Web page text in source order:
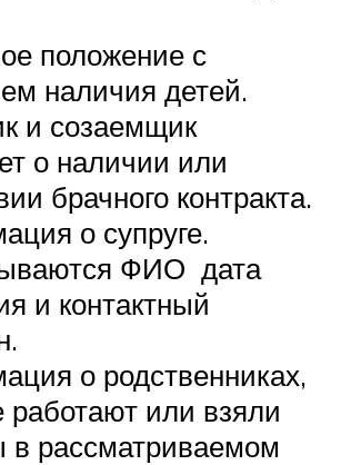
положение с
наличия детей.
и созаемщик
о наличии или
брачного контракта.
о супруге.
ФИО дата
и контактный
о родственниках,
работают или взяли
в рассматриваемом